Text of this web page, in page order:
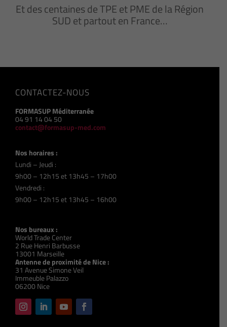
Et des centaines de TPE et PME de la Région
SUD et partout en France…
CONTACTEZ-NOUS
FORMASUP Méditerranée
04 91 14 04 50
contact@formasup-med.com
Nos horaires :
Lundi – Jeudi :
9h00 – 12h15 et 13h45 – 17h00
Vendredi :
9h00 – 12h15 et 13h45 – 16h00
Nos bureaux :
World Trade Center
2 Rue Henri Barbusse
13001 Marseille
Antenne de proximité de Nice :
31 Avenue Simone Veil
Immeuble Palazzo
06200 Nice